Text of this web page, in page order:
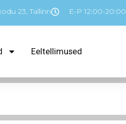
23, Tallinn E-P 12:00-20:00
Eeltellimused